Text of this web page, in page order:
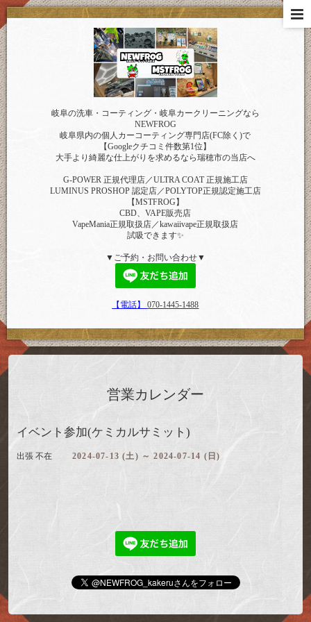
岐阜の洗車・コーティング・岐阜カークリーニングなら
NEWFROG
岐阜県内の個人カーコーティング専門店(FC除く)で
【Googleクチコミ件数第1位】
大手より綺麗な仕上がりを求めるなら瑞穂市の当店へ
G-POWER 正規代理店／ULTRA COAT 正規施工店
LUMINUS PROSHOP 認定店／POLYTOP正規認定施工店
【MSTFROG】
CBD、VAPE販売店
VapeMania正規取扱店／kawaiivape正規取扱店
試吸できます✨
▼ご予約・お問い合わせ▼
【電話】070-1445-1488
営業カレンダー
イベント参加(ケミカルサミット)
出張 不在 2024-07-13 (土) ～ 2024-07-14 (日)